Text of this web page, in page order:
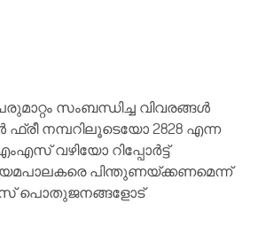
സംബന്ധിച്ച വിവരങ്ങൾ
ഫ്രീ നമ്പറിലൂടെയോ 2828 എന്ന
വഴിയോ റിപ്പോർട്ട്
പിന്തുണയ്ക്കണമെന്ന്
പൊതുജനങ്ങളോട്